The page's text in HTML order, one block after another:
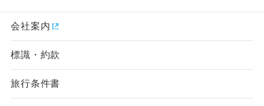
会社案内
標識・約款
旅行条件書